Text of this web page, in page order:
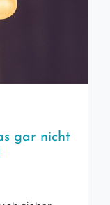
gar nicht